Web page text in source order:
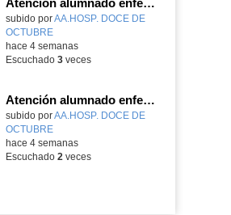
Atención alumnado enfermo. Aula dentro del hospital. Sara Martín Fernández.
Contenido educativo.
subido porAA.HOSP. DOCE DE
OCTUBRE-
hace 4 semanas
Escuchado 3veces
Atención alumnado enfermo. Aula dentro del hospital. Rosa María Poza Hervás
Contenido educativo.
subido porAA.HOSP. DOCE DE
OCTUBRE-
hace 4 semanas
Escuchado 2 veces